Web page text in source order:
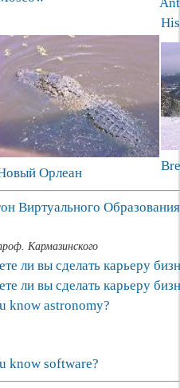
Орлеан
Виртуального Образования
Кармазинского
ли вы сделать карьеру
ли вы сделать карьеру
know astronomy?
know software?